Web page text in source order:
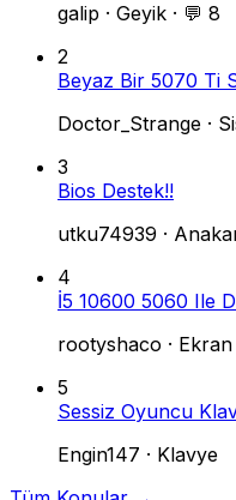
galip · Geyik · 💬 8
2
Beyaz Bir 5070 Ti
Doctor_Strange ·
3
Bios Destek!!
utku74939 ·
4
İ5 10600 5060 Ile
rootyshaco · Ekran
5
Sessiz Oyuncu
Engin147 · Klavye